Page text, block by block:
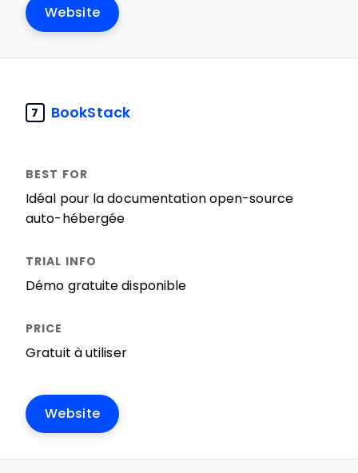
Website
7 BookStack
Idéal pour la documentation open-source
auto-hébergée
Démo gratuite disponible
Gratuit à utiliser
Website